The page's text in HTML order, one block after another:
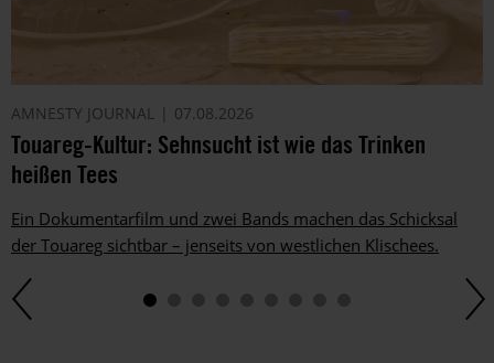
AMNESTY JOURNAL 07.08.2026
Touareg-Kultur: Sehnsucht ist wie das Trinken
heißen Tees
Ein Dokumentarfilm und zwei Bands machen das Schicksal
der Touareg sichtbar – jenseits von westlichen Klischees.